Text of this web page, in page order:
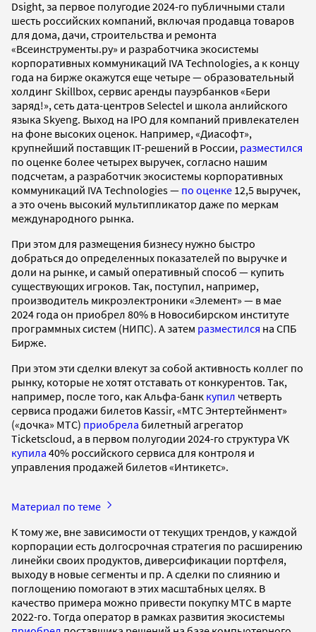
Dsight, за первое полугодие 2024-го публичными стали
шесть российских компаний, включая продавца товаров
для дома, дачи, строительства и ремонта
«Всеинструменты.ру» и разработчика экосистемы
корпоративных коммуникаций IVA Technologies, а к концу
года на бирже окажутся еще четыре — образовательный
холдинг Skillbox, сервис аренды пауэрбанков «Бери
заряд!», сеть дата-центров Selectel и школа анлийского
языка Skyeng. Выход на IPO для компаний привлекателен
на фоне высоких оценок. Например, «Диасофт»,
крупнейший поставщик IT-решений в России, разместился
по оценке более четырех выручек, согласно нашим
подсчетам, а разработчик экосистемы корпоративных
коммуникаций IVA Technologies — по оценке 12,5 выручек,
а это очень высокий мультипликатор даже по меркам
международного рынка.
При этом для размещения бизнесу нужно быстро
добраться до определенных показателей по выручке и
доли на рынке, и самый оперативный способ — купить
существующих игроков. Так, поступил, например,
производитель микроэлектроники «Элемент» — в мае
2024 года он приобрел 80% в Новосибирском институте
программных систем (НИПС). А затем разместился на СПБ
Бирже.
При этом эти сделки влекут за собой активность коллег по
рынку, которые не хотят отставать от конкурентов. Так,
например, после того, как Альфа-банк купил четверть
сервиса продажи билетов Kassir, «МТС Энтертейнмент»
(«дочка» МТС) приобрела билетный агрегатор
Ticketscloud, а в первом полугодии 2024-го структура VK
купила 40% российского сервиса для контроля и
управления продажей билетов «Интикетс».
Материал по теме
К тому же, вне зависимости от текущих трендов, у каждой
корпорации есть долгосрочная стратегия по расширению
линейки своих продуктов, диверсификации портфеля,
выходу в новые сегменты и пр. А сделки по слиянию и
поглощению помогают в этих масштабных целях. В
качество примера можно привести покупку МТС в марте
2022-го. Тогда оператор в рамках развития экосистемы